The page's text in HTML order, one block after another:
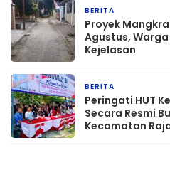
BERITA
‎Proyek
Agustus,
Kejelasan
BERITA
Peringati HUT
Secara Resmi
Kecamatan